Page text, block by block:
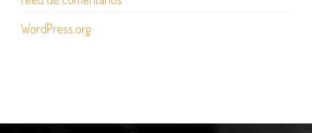
WordPress.org